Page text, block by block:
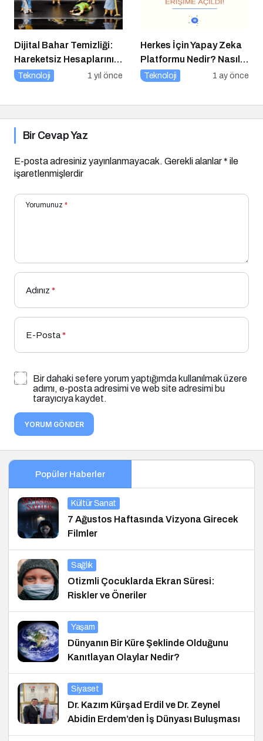
Dijital Bahar Temizliği:
Hareketsiz Hesaplarınızı
Temizlemenin Zamanı
Teknoloji 1 yıl önce
Herkes İçin Yapay Zeka
Platformu Nedir? Nasıl
Kullanılır?
Teknoloji 1 ay önce
Bir Cevap Yaz
E-posta adresiniz yayınlanmayacak. Gerekli alanlar* ile
işaretlenmişlerdir
Yorumunuz *
Adınız *
E-Posta*
Bir dahaki sefere yorum yaptığımda kullanılmak üzere
adımı, e-posta adresimi ve web site adresimi bu
tarayıcıya kaydet.
YORUM GÖNDER
Popüler Haberler
Kültür Sanat
7 Ağustos Haftasında Vizyona Girecek
Filmler
Sağlık
Otizmli Çocuklarda Ekran Süresi:
Riskler ve Öneriler
Yaşam
Dünyanın Bir Küre Şeklinde Olduğunu
Kanıtlayan Olaylar Nedir?
Siyaset
Dr. Kazım Kürşad Erdil ve Dr. Zeynel
Abidin Erdem’den İş Dünyası Buluşması